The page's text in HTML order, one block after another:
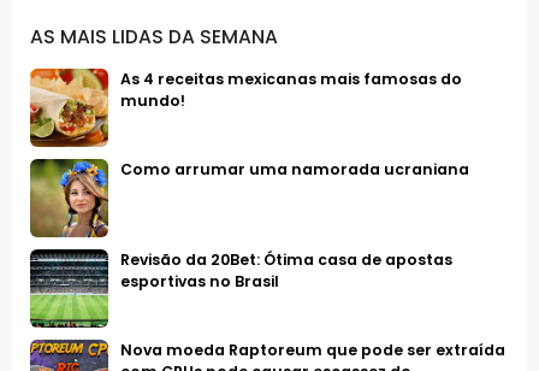
AS MAIS LIDAS DA SEMANA
As 4 receitas mexicanas mais famosas do
mundo!
Como arrumar uma namorada ucraniana
Revisão da 20Bet: Ótima casa de apostas
esportivas no Brasil
Nova moeda Raptoreum que pode ser extraída